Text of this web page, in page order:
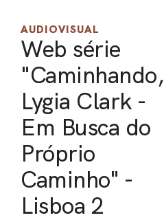
AUDIOVISUAL
Web série
"Caminhando,
Lygia Clark -
Em Busca do
Próprio
Caminho" -
Lisboa 2